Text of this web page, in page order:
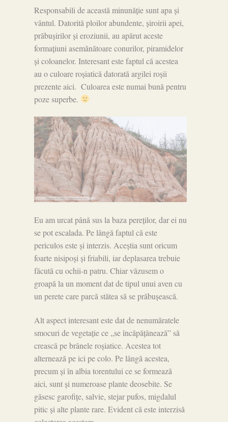
Responsabili de această minunăție sunt apa și
vântul. Datorită ploilor abundente, șiroirii apei,
prăbușirilor și eroziunii, au apărut aceste
formațiuni asemănătoare conurilor, piramidelor
și coloanelor. Interesant este faptul că acestea
au o culoare roșiatică datorată argilei roșii
prezente aici. Culoarea este numai bună pentru
poze superbe.
Eu am urcat până sus la baza pereților, dar ei nu
se pot escalada. Pe lângă faptul că este
periculos este și interzis. Aceștia sunt oricum
foarte nisipoși și friabili, iar deplasarea trebuie
făcută cu ochii-n patru. Chiar văzusem o
groapă la un moment dat de tipul unui aven cu
un perete care parcă stătea să se prăbușească.
Alt aspect interesant este dat de nenumăratele
smocuri de vegetație ce „se încăpățânează” să
crească pe brânele roșiatice. Acestea tot
alternează pe ici pe colo. Pe lângă acestea,
precum și în albia torentului ce se formează
aici, sunt și numeroase plante deosebite. Se
găsesc garofițe, salvie, stejar pufos, migdalul
pitic și alte plante rare. Evident că este interzisă